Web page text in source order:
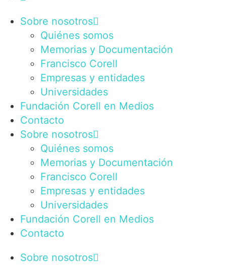
Sobre nosotros
Quiénes somos
Memorias y Documentación
Francisco Corell
Empresas y entidades
Universidades
Fundación Corell en Medios
Contacto
Sobre nosotros
Quiénes somos
Memorias y Documentación
Francisco Corell
Empresas y entidades
Universidades
Fundación Corell en Medios
Contacto
Sobre nosotros